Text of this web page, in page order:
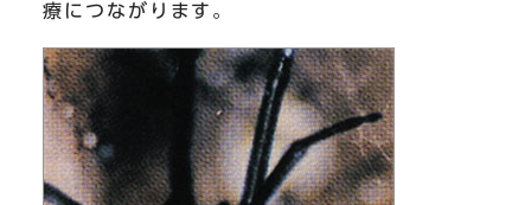
療につながります。